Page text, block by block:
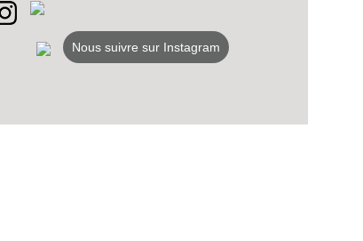
Nous suivre sur Instagram